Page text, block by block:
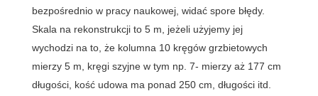
bezpośrednio w pracy naukowej, widać spore błędy.
Skala na rekonstrukcji to 5 m, jeżeli użyjemy jej
wychodzi na to, że kolumna 10 kręgów grzbietowych
mierzy 5 m, kręgi szyjne w tym np. 7- mierzy aż 177 cm
długości, kość udowa ma ponad 250 cm, długości itd.